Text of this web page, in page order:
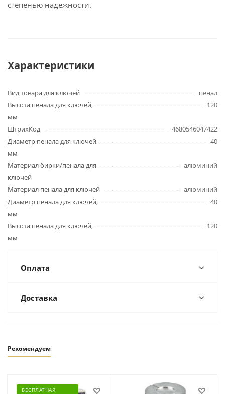
степенью надежности.
Характеристики
Вид товара для ключей
пенал
Высота пенала для ключей,
мм
120
ШтрихКод
4680546047422
Диаметр пенала для ключей,
мм
40
Материал бирки/пенала для
ключей
алюминий
Материал пенала для ключей
алюминий
Диаметр пенала для ключей,
мм
40
Высота пенала для ключей,
мм
120
Оплата
Доставка
Рекомендуем
БЕСПЛАТНАЯ